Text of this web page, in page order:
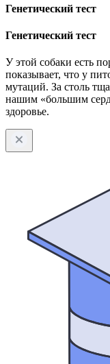
Генетический тест
Генетический тест
У этой собаки есть
показывает, что у
мутаций. За столь
нашим «большим
здоровье.